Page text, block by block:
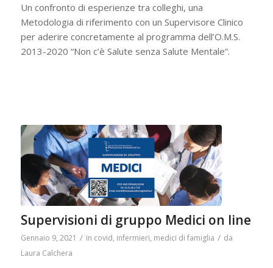
Un confronto di esperienze tra colleghi, una
Metodologia di riferimento con un Supervisore Clinico
per aderire concretamente al programma dell’O.M.S.
2013-2020 “Non c’è Salute senza Salute Mentale”.
Supervisioni di gruppo Medici on line
Gennaio 9, 2021 / in covid, infermieri, medici di famiglia / da
Laura Calchera